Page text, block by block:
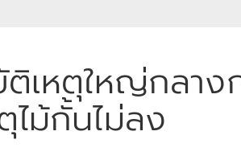
เหตุใหญ่กลาง
ไม้กั้นไม่ลง